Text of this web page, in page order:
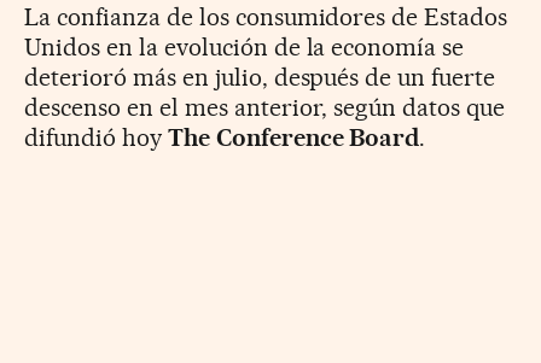
La confianza de los consumidores de Estados
Unidos en la evolución de la economía se
deterioró más en julio, después de un fuerte
descenso en el mes anterior, según datos que
difundió hoy The Conference Board.